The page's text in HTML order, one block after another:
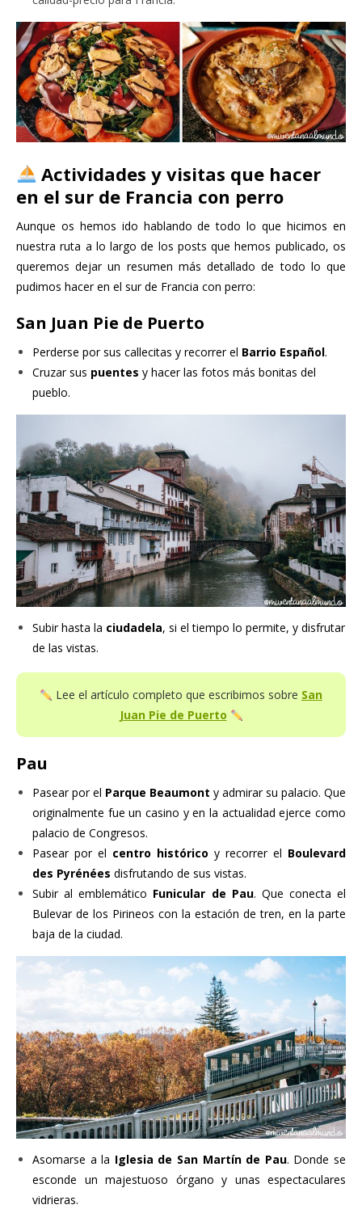
Actividades y visitas que hacer
en el sur de Francia con perro
Aunque os hemos ido hablando de todo lo que hicimos en
nuestra ruta a lo largo de los posts que hemos publicado, os
queremos dejar un resumen más detallado de todo lo que
pudimos hacer en el sur de Francia con perro:
San Juan Pie de Puerto
Perderse por sus callecitas y recorrer el Barrio Español.
Cruzar sus puentes y hacer las fotos más bonitas del
pueblo.
Subir hasta la ciudadela, si el tiempo lo permite, y disfrutar
de las vistas.
Lee el artículo completo que escribimos sobre San
Juan Pie de Puerto
Pau
Pasear por el Parque Beaumont y admirar su palacio. Que
originalmente fue un casino y en la actualidad ejerce como
palacio de Congresos.
Pasear por el centro histórico y recorrer el Boulevard
des Pyrénées disfrutando de sus vistas.
Subir al emblemático Funicular de Pau. Que conecta el
Bulevar de los Pirineos con la estación de tren, en la parte
baja de la ciudad.
Asomarse a la Iglesia de San Martín de Pau. Donde se
esconde un majestuoso órgano y unas espectaculares
vidrieras.